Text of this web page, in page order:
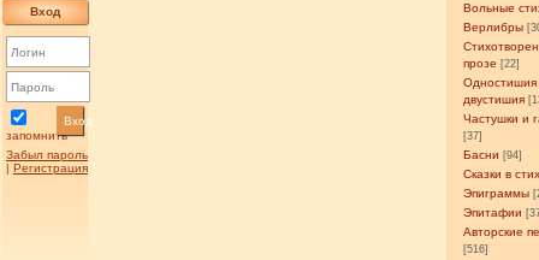
Вход
запомнить
Вход
Забыл пароль
| Регистрация
Вольные
Верлибры
прозе [22]
Одностишия
двустишия
Частушки и
[37]
Басни [94]
Сказки в
Эпиграммы
Эпитафии
Авторские
[516]